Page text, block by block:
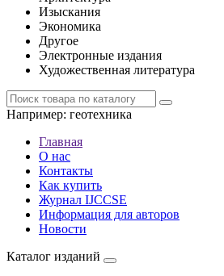
Изыскания
Экономика
Другое
Электронные издания
Художественная литература
Например: геотехника
Главная
О нас
Контакты
Как купить
Журнал IJCCSE
Информация для авторов
Новости
Каталог изданий